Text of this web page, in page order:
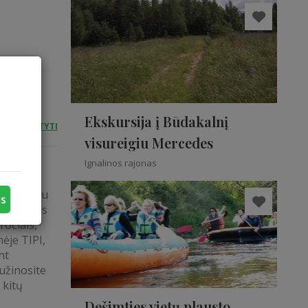
SKAITYTI
kartu
TIPI,
kitų
Ekskursija į Būdakalnį
visureigiu Mercedes
Ignalinos rajonas